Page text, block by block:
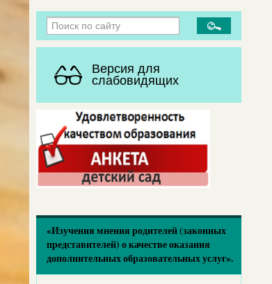
Версия для
слабовидящих
«Изучения мнения родителей (законных
представителей) о качестве оказания
дополнительных образовательных услуг».